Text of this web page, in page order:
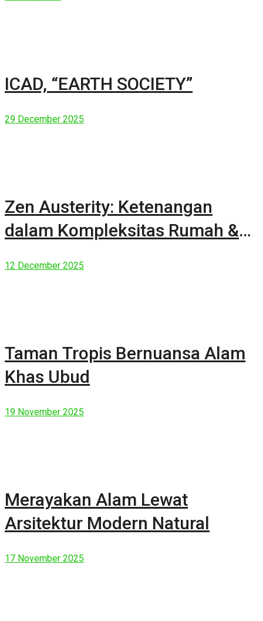
ICAD, “EARTH SOCIETY”
29 December 2025
Zen Austerity: Ketenangan
dalam Kompleksitas Rumah &
12 December 2025
Taman Tropis Bernuansa Alam
Khas Ubud
19 November 2025
Merayakan Alam Lewat
Arsitektur Modern Natural
17 November 2025